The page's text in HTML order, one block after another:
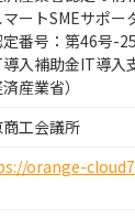
マートSMEサポー
定番号：第46号-
導入補助金IT導入
済産業省）
工会議所
orange-